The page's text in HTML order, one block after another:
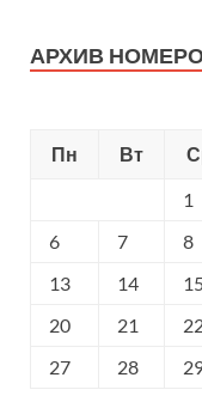
АРХИВ
Пн
Вт
1
6
7 8
13
14
20
21
27
28